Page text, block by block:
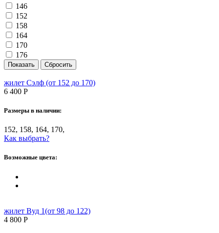
146
152
158
164
170
176
жилет Сэлф (от 152 до 170)
6 400 Р
Размеры в наличии:
152, 158, 164, 170,
Как выбрать?
Возможные цвета:
жилет Вуд 1(от 98 до 122)
4 800 Р